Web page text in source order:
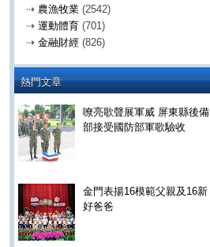
⇢ 農漁牧業 (2542)
⇢ 運動體育 (701)
⇢ 金融財經 (826)
熱門文章
嘹亮歌聲展軍威 屏東縣後備
部接受國防部軍歌驗收
金門表揚16模範父親及16新
好爸爸